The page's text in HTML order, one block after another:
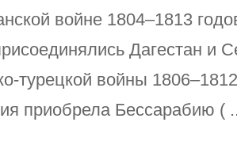
войне 1804–1813
Дагестан и
турецкой войны
приобрела Бессарабию (